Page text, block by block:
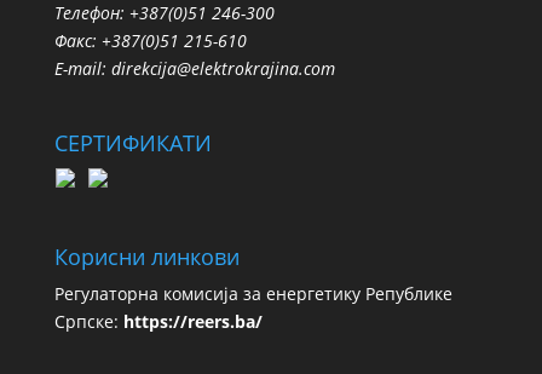
Телефон: +387(0)51 246-300
Факс: +387(0)51 215-610
E-mail: direkcija@elektrokrajina.com
СЕРТИФИКАТИ
Корисни линкови
Регулаторна комисија за енергетику Републике
Српске: https://reers.ba/